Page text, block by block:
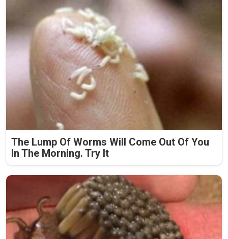
The Lump Of Worms Will Come Out Of You
In The Morning. Try It